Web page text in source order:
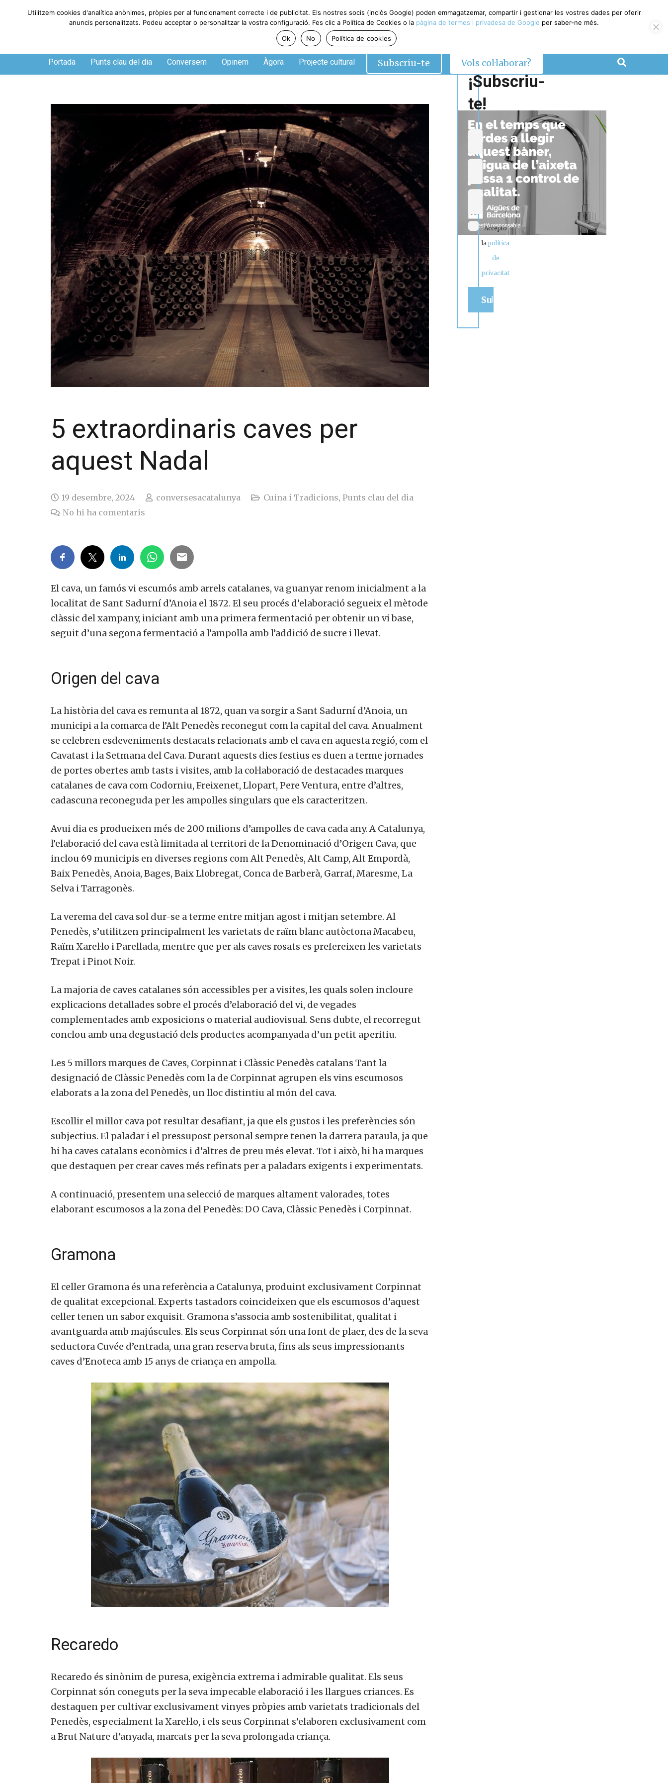
Divendres, 7 de agosto de 2026
Portada Punts clau del dia Conversem Opinem Àgora Projecte cultural Subscriu-te Vols col·laborar?
5 extraordinaris caves per
aquest Nadal
19 desembre, 2024 conversesacatalunya Cuina i Tradicions, Punts clau del dia
No hi ha comentaris
El cava, un famós vi escumós amb arrels catalanes, va guanyar renom inicialment a la
localitat de Sant Sadurní d’Anoia el 1872. El seu procés d’elaboració segueix el mètode
clàssic del xampany, iniciant amb una primera fermentació per obtenir un vi base,
seguit d’una segona fermentació a l’ampolla amb l’addició de sucre i llevat.
Origen del cava
La història del cava es remunta al 1872, quan va sorgir a Sant Sadurní d’Anoia, un
municipi a la comarca de l’Alt Penedès reconegut com la capital del cava. Anualment
se celebren esdeveniments destacats relacionats amb el cava en aquesta regió, com el
Cavatast i la Setmana del Cava. Durant aquests dies festius es duen a terme jornades
de portes obertes amb tasts i visites, amb la col·laboració de destacades marques
catalanes de cava com Codorniu, Freixenet, Llopart, Pere Ventura, entre d’altres,
cadascuna reconeguda per les ampolles singulars que els caracteritzen.
Avui dia es produeixen més de 200 milions d’ampolles de cava cada any. A Catalunya,
l’elaboració del cava està limitada al territori de la Denominació d’Origen Cava, que
inclou 69 municipis en diverses regions com Alt Penedès, Alt Camp, Alt Empordà,
Baix Penedès, Anoia, Bages, Baix Llobregat, Conca de Barberà, Garraf, Maresme, La
Selva i Tarragonès.
La verema del cava sol dur-se a terme entre mitjan agost i mitjan setembre. Al
Penedès, s’utilitzen principalment les varietats de raïm blanc autòctona Macabeu,
Raïm Xarel·lo i Parellada, mentre que per als caves rosats es prefereixen les varietats
Trepat i Pinot Noir.
La majoria de caves catalanes són accessibles per a visites, les quals solen incloure
explicacions detallades sobre el procés d’elaboració del vi, de vegades
complementades amb exposicions o material audiovisual. Sens dubte, el recorregut
conclou amb una degustació dels productes acompanyada d’un petit aperitiu.
Les 5 millors marques de Caves, Corpinnat i Clàssic Penedès catalans Tant la
designació de Clàssic Penedès com la de Corpinnat agrupen els vins escumosos
elaborats a la zona del Penedès, un lloc distintiu al món del cava.
Escollir el millor cava pot resultar desafiant, ja que els gustos i les preferències són
subjectius. El paladar i el pressupost personal sempre tenen la darrera paraula, ja que
hi ha caves catalans econòmics i d’altres de preu més elevat. Tot i això, hi ha marques
que destaquen per crear caves més refinats per a paladars exigents i experimentats.
A continuació, presentem una selecció de marques altament valorades, totes
elaborant escumosos a la zona del Penedès: DO Cava, Clàssic Penedès i Corpinnat.
Gramona
El celler Gramona és una referència a Catalunya, produint exclusivament Corpinnat
de qualitat excepcional. Experts tastadors coincideixen que els escumosos d’aquest
celler tenen un sabor exquisit. Gramona s’associa amb sostenibilitat, qualitat i
avantguarda amb majúscules. Els seus Corpinnat són una font de plaer, des de la seva
seductora Cuvée d’entrada, una gran reserva bruta, fins als seus impressionants
caves d’Enoteca amb 15 anys de criança en ampolla.
Recaredo
Recaredo és sinònim de puresa, exigència extrema i admirable qualitat. Els seus
Corpinnat són coneguts per la seva impecable elaboració i les llargues criances. Es
destaquen per cultivar exclusivament vinyes pròpies amb varietats tradicionals del
Penedès, especialment la Xarel·lo, i els seus Corpinnat s’elaboren exclusivament com
a Brut Nature d’anyada, marcats per la seva prolongada criança.
¡Subscriu-
te!
Accepto
lapolítica
de
privacitat
Utilitzem cookies d'analítica anònimes, pròpies per al funcionament correcte i de publicitat. Els nostres socis (inclòs Google) poden emmagatzemar, compartir i gestionar les vostres dades per oferir
anuncis personalitzats. Podeu acceptar o personalitzar la vostra configuració. Fes clic a Política de Cookies o la pàgina de termes i privadesa de Google per saber-ne més.
Ok
No Política de cookies